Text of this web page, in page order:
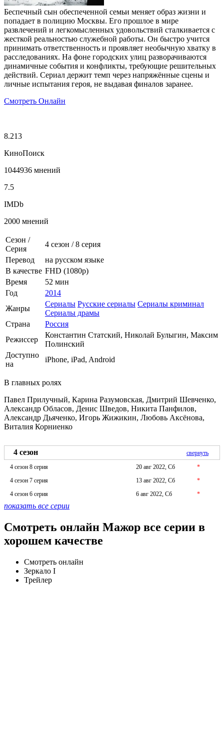
Беспечный сын обеспеченной семьи меняет образ жизни и
попадает в полицию Москвы. Его прошлое в мире
развлечений и легкомысленных удовольствий сталкивается с
жесткой реальностью служебной работы. Он быстро учится
принимать ответственность и проявляет необычную хватку в
расследованиях. На фоне городских улиц разворачиваются
динамичные события и конфликты, требующие решительных
действий. Сериал держит темп через напряжённые сцены и
личные испытания героя, не выдавая финалов заранее.
Смотреть Онлайн
8.213
КиноПоиск
1044936 мнений
7.5
IMDb
2000 мнений
Сезон /
Серия
4 сезон /8 серия
Перевод
на русском языке
В качестве FHD (1080p)
Время
52 мин
Год
2014
Жанры
Сериалы Русские сериалы Сериалы криминал
Сериалы драмы
Страна
Россия
Режиссер
Константин Статский, Николай Булыгин, Максим
Полинский
Доступно
на
iPhone, iPad, Android
В главных ролях
Павел Прилучный, Карина Разумовская, Дмитрий Шевченко,
Александр Обласов, Денис Шведов, Никита Панфилов,
Александр Дьяченко, Игорь Жижикин, Любовь Аксёнова,
Виталия Корниенко
4 сезон
свернуть
4 сезон 8 серия
20 авг 2022, Сб
*
4 сезон 7 серия
13 авг 2022, Сб
*
4 сезон 6 серия
6 авг 2022, Сб *
показать все серии
Смотреть онлайн Мажор все серии в
хорошем качестве
Смотреть онлайн
Зеркало I
Трейлер